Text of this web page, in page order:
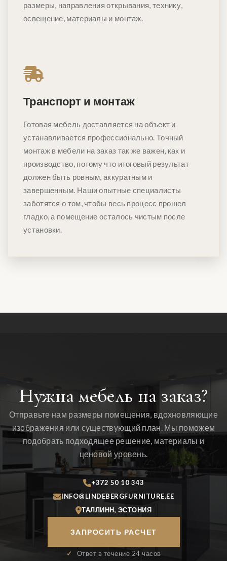
размеры, направления открывания, технику,
освещение, материалы и монтаж.
Транспорт и монтаж
Готовая мебель доставляется на объект и
устанавливается профессионально. Точный
монтаж в мебели на заказ так же важен, как и
производство, потому что итоговый результат
должен быть ровным, аккуратным и
завершенным. Наши опытные специалисты
заботятся о том, чтобы весь процесс прошел
гладко, а помещение осталось чистым после
установки.
Нужна мебель на заказ?
Отправьте нам размеры помещения, вдохновляющие
изображения или существующий план. Мы поможем
подобрать подходящее решение, материалы и
ценовой уровень.
+372 50 10 343
INFO@LINDEBERGFURNITURE.EE
ТАЛЛИНН, ЭСТОНИЯ
ЗАПРОСИТЬ РАСЧЕТ
✓ Ответ в течение 24 часов